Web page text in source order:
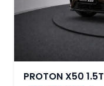
PROTON X50 1.5T